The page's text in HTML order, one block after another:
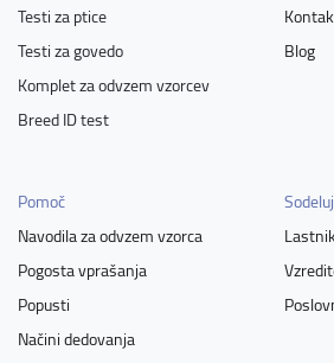
Testi za ptice
Testi za govedo
Komplet za odvzem vzorcev
Breed ID test
Blog
Pomoč
Navodila za odvzem vzorca
Pogosta vprašanja
Popusti
Načini dedovanja